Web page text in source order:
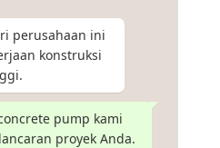
perusahaan ini
konstruksi
pump kami
proyek Anda.